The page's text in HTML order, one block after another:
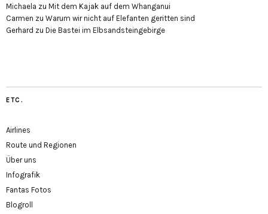
Michaela zu Mit dem Kajak auf dem Whanganui
Carmen zu Warum wir nicht auf Elefanten geritten sind
Gerhard zu Die Bastei im Elbsandsteingebirge
ETC.
Airlines
Route und Regionen
Über uns
Infografik
Fantas Fotos
Blogroll